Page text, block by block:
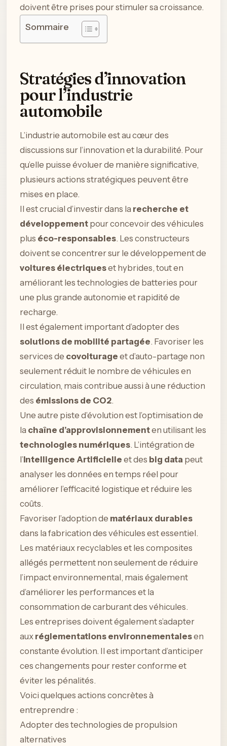
doivent être prises pour stimuler sa croissance.
Sommaire
Stratégies d’innovation
pour l’industrie
automobile
L’industrie automobile est au cœur des
discussions sur l’innovation et la durabilité. Pour
qu’elle puisse évoluer de manière significative,
plusieurs actions stratégiques peuvent être
mises en place.
Il est crucial d’investir dans la recherche et
développement pour concevoir des véhicules
plus éco-responsables. Les constructeurs
doivent se concentrer sur le développement de
voitures électriqueset hybrides, tout en
améliorant les technologies de batteries pour
une plus grande autonomie et rapidité de
recharge.
Il est également important d’adopter des
solutions de mobilité partagée. Favoriser les
services de covoiturage et d’auto-partage non
seulement réduit le nombre de véhicules en
circulation, mais contribue aussi à une réduction
des émissions de CO2.
Une autre piste d’évolution est l’optimisation de
la chaîne d’approvisionnementen utilisant les
technologies numériques. L’intégration de
l’Intelligence Artificielle et des big data peut
analyser les données en temps réel pour
améliorer l’efficacité logistique et réduire les
coûts.
Favoriser l’adoption de matériaux durables
dans la fabrication des véhicules est essentiel.
Les matériaux recyclables et les composites
allégés permettent non seulement de réduire
l’impact environnemental, mais également
d’améliorer les performances et la
consommation de carburant des véhicules.
Les entreprises doivent également s’adapter
aux réglementations environnementalesen
constante évolution. Il est important d’anticiper
ces changements pour rester conforme et
éviter les pénalités.
Voici quelques actions concrètes à
entreprendre :
Adopter des technologies de propulsion
alternatives